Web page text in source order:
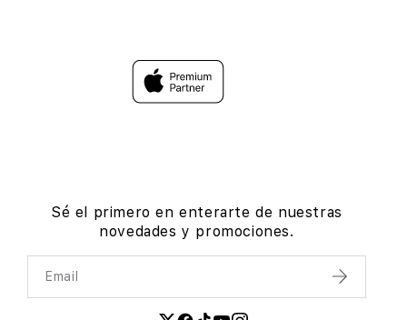
Sé el primero en enterarte de nuestras
novedades y promociones.
Email